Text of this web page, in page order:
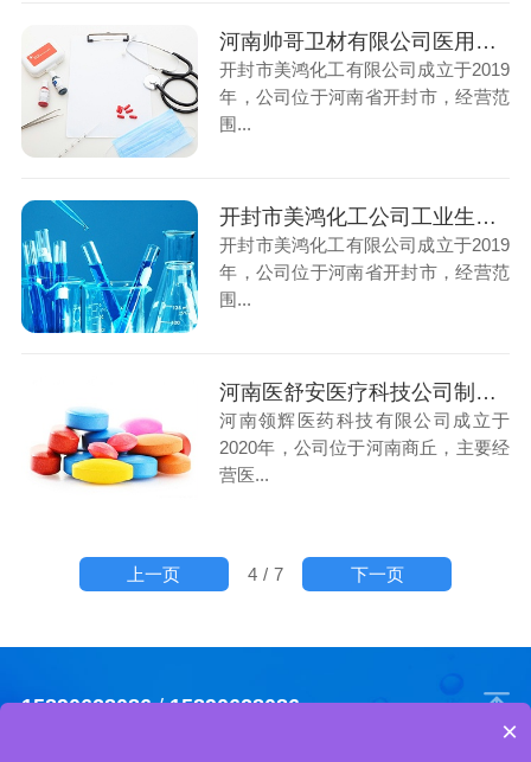
河南帅哥卫材有限公司医用口罩生产用纯化水项目
开封市美鸿化工有限公司成立于2019
年，公司位于河南省开封市，经营范
围...
开封市美鸿化工公司工业生产用纯水设备项目
开封市美鸿化工有限公司成立于2019
年，公司位于河南省开封市，经营范
围...
河南医舒安医疗科技公司制药用GMP纯化水项目
河南领辉医药科技有限公司成立于
2020年，公司位于河南商丘，主要经
营医...
4 / 7
上一页 下一页
15890628086/15890628086
×